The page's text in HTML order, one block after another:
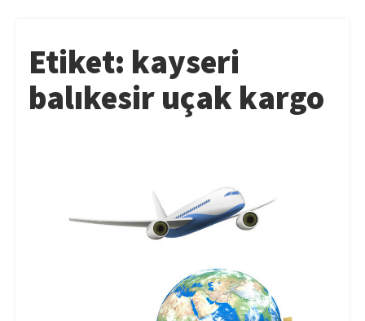
Etiket: kayseri
balıkesir uçak kargo